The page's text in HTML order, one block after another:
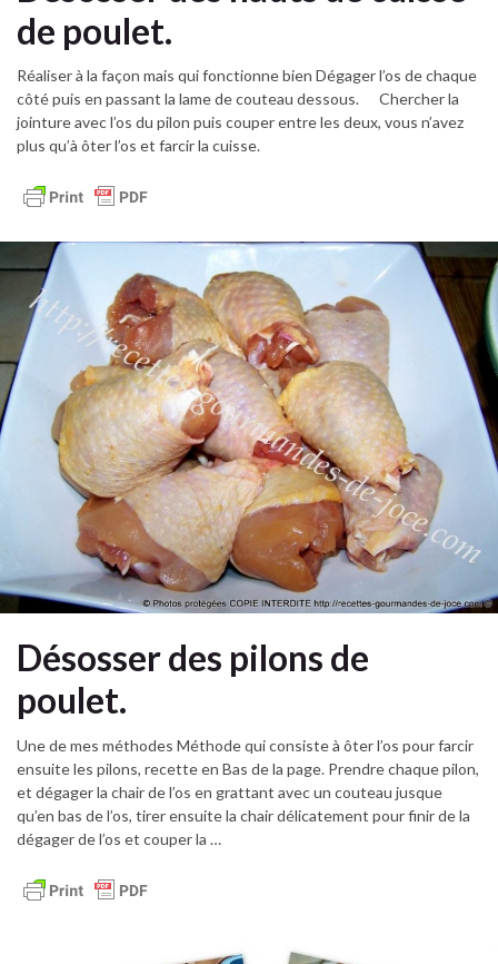
de poulet.
Réaliser à la façon mais qui fonctionne bien Dégager l’os de chaque
côté puis en passant la lame de couteau dessous. Chercher la
jointure avec l’os du pilon puis couper entre les deux, vous n’avez
plus qu’à ôter l’os et farcir la cuisse.
Désosser des pilons de
poulet.
Une de mes méthodes Méthode qui consiste à ôter l’os pour farcir
ensuite les pilons, recette en Bas de la page. Prendre chaque pilon,
et dégager la chair de l’os en grattant avec un couteau jusque
qu’en bas de l’os, tirer ensuite la chair délicatement pour finir de la
dégager de l’os et couper la …